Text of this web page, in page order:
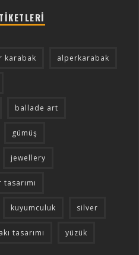
karabak alperkarabak
ballade art
gümüş
jewellery
kuyumculuk silver
tasarımı yüzük